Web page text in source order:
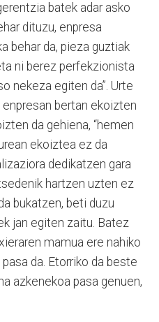
batek adar asko
dituzu, enpresa
behar da, pieza guztiak
ni berez perfekzionista
nekeza egiten da”. Urte
bertan ekoizten
da gehiena, “hemen
ekoiztea ez da
dedikatzen gara
hartzen uzten ez
bukatzen, beti duzu
jan egiten zaitu. Batez
mamua ere nahiko
da. Etorriko da beste
azkenekoa pasa genuen,